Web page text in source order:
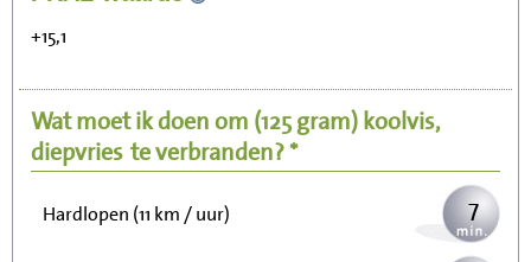
+15,1
Wat moet ik doen om (125 gram)koolvis,
diepvries te verbranden? *
Wandelen (5 km/uur)
Hardlopen (11 km / uur) 7